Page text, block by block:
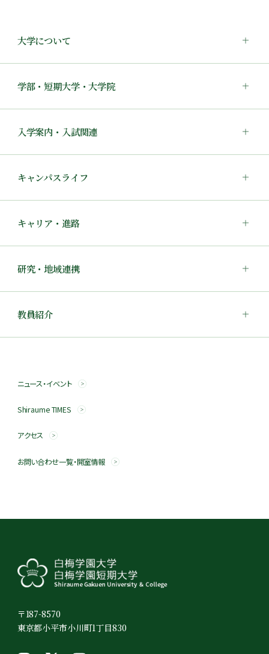
大学について
学部・短期大学・大学院
入学案内・入試関連
キャンパスライフ
キャリア・進路
研究・地域連携
教員紹介
ニュース・イベント
Shiraume TIMES
アクセス
お問い合わせ一覧・開室情報
〒187-8570
東京都小平市小川町1丁目830